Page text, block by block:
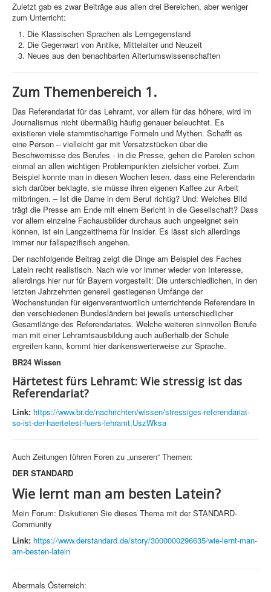
Zuletzt gab es zwar Beiträge aus allen drei Bereichen, aber weniger
zum Unterricht:
Die Klassischen Sprachen als Lerngegenstand
Die Gegenwart von Antike, Mittelalter und Neuzeit
Neues aus den benachbarten Altertumswissenschaften
Zum Themenbereich 1.
Das Referendariat für das Lehramt, vor allem für das höhere, wird im
Journalismus nicht übermäßig häufig genauer beleuchtet. Es
existieren viele stammtischartige Formeln und Mythen. Schafft es
eine Person – vielleicht gar mit Versatzstücken über die
Beschwernisse des Berufes - in die Presse, gehen die Parolen schon
einmal an allen wichtigen Problempunkten zielsicher vorbei. Zum
Beispiel konnte man in diesen Wochen lesen, dass eine Referendarin
sich darüber beklagte, sie müsse ihren eigenen Kaffee zur Arbeit
mitbringen. – Ist die Dame in dem Beruf richtig? Und: Welches Bild
trägt die Presse am Ende mit einem Bericht in die Gesellschaft? Dass
vor allem einzelne Fachausbilder durchaus auch ungeeignet sein
können, ist ein Langzeitthema für Insider. Es lässt sich allerdings
immer nur fallspezifisch angehen.
Der nachfolgende Beitrag zeigt die Dinge am Beispiel des Faches
Latein recht realistisch. Nach wie vor immer wieder von Interesse,
allerdings hier nur für Bayern vorgestellt: Die unterschiedlichen, in den
letzten Jahrzehnten generell gestiegenen Umfänge der
Wochenstunden für eigenverantwortlich unterrichtende Referendare in
den verschiedenen Bundesländern bei jeweils unterschiedlicher
Gesamtlänge des Referendariates. Welche weiteren sinnvollen Berufe
man mit einer Lehramtsausbildung auch außerhalb der Schule
ergreifen kann, kommt hier dankenswerterweise zur Sprache.
BR24 Wissen
Härtetest fürs Lehramt: Wie stressig ist das
Referendariat?
Link: https://www.br.de/nachrichten/wissen/stressiges-referendariat-
so-ist-der-haertetest-fuers-lehramt,UszWksa
Auch Zeitungen führen Foren zu „unseren“ Themen:
DER STANDARD
Wie lernt man am besten Latein?
Mein Forum: Diskutieren Sie dieses Thema mit der STANDARD-
Community
Link: https://www.derstandard.de/story/3000000296635/wie-lernt-man-
am-besten-latein
Abermals Österreich: